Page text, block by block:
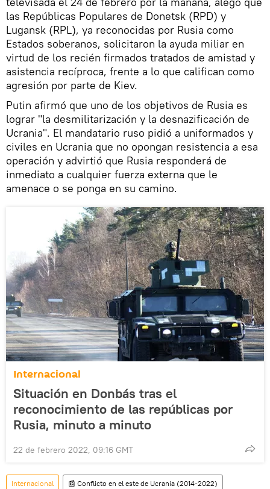
las Repúblicas Populares de Donetsk (RPD) y
Lugansk (RPL), ya reconocidas por Rusia como
Estados soberanos, solicitaron la ayuda miliar en
virtud de los recién firmados tratados de amistad y
asistencia recíproca, frente a lo que califican como
agresión por parte de Kiev.
Putin afirmó que uno de los objetivos de Rusia es
lograr "la desmilitarización y la desnazificación de
Ucrania". El mandatario ruso pidió a uniformados y
civiles en Ucrania que no opongan resistencia a esa
operación y advirtió que Rusia responderá de
inmediato a cualquier fuerza externa que le
amenace o se ponga en su camino.
Internacional
Situación en Donbás tras el
reconocimiento de las repúblicas por
Rusia, minuto a minuto
22 de febrero 2022, 09:16 GMT
Internacional 📰 Conflicto en el este de Ucrania (2014-2022)